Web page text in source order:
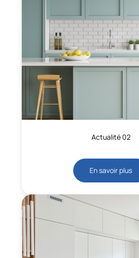
Actualité 02
En savoir plus